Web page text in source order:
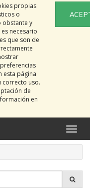
propias
o
obstante y
necesario
que son de
esta página
correcto uso.
de
en
Toggle